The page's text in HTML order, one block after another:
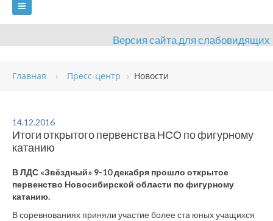
Версия сайта для слабовидящих
ГЛАВНАЯ
ВИДЫ СПОРТА
ОБЪЕКТЫ
ОЦЕНКА КАЧЕСТВА ОБРАЗОВАНИЯ ВАКАНСИИ
ПЛАТНЫЕ УСЛУГИ
Главная Пресс-центр Новости
14.12.2016
Итоги открытого первенства НСО по фигурному
катанию
В ЛДС «Звёздный» 9-10 декабря прошло открытое
первенство Новосибирской области по фигурному
катанию.
В соревнованиях приняли участие более ста юных учащихся